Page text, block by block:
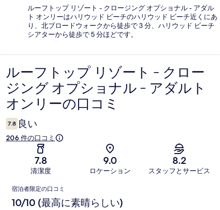
ルーフトップ リゾート - クロージング オプショナル - アダル
ト オンリーはハリウッド ビーチのハリウッド ビーチ近くにあ
り、北ブロードウォークから徒歩で 3 分、ハリウッド ビーチ
シアターから徒歩で 5 分ほどです。
口
コ
ミ
ルーフトップ リゾート - クロー
ジング オプショナル - アダルト
オンリーの口コミ
7.8 良い
206 件の口コミ
7.8
清潔度
9.0
ロケーション
8.2
スタッフとサービス
口
コ
宿泊者限定の口コミ
10/10 (最高に素晴らしい)